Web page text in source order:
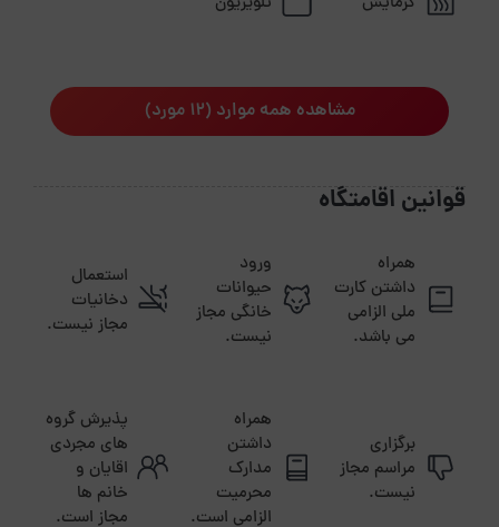
مشاهده همه موارد (12 مورد)
قوانین اقامتگاه
همراه
داشتن کارت
ملی الزامی
می باشد.
ورود
حیوانات
خانگی مجاز
نیست.
استعمال
دخانیات
مجاز نیست.
برگزاری
مراسم مجاز
نیست.
همراه
داشتن
مدارک
محرمیت
الزامی است.
پذیرش گروه
های مجردی
اقایان و
خانم ها
مجاز است.